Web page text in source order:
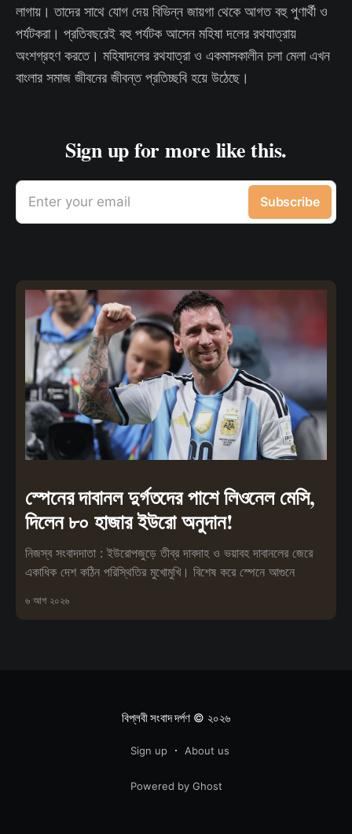
লাগায়। তাদের সাথে যোগ দেয় বিভিন্ন জায়গা থেকে আগত বহু পুণার্থী ও
পর্যটকরা। প্রতিবছরেই বহু পর্যটক আসেন মহিষা দলের রথযাত্রায়
অংশগ্রহণ করতে। মহিষাদলের রথযাত্রা ও একমাসকালীন চলা মেলা এখন
বাংলার সমাজ জীবনের জীবন্ত প্রতিচ্ছবি হয়ে উঠেছে।
Sign up for more like this.
Enter your email Subscribe
স্পেনের দাবানল দুর্গতদের পাশে লিওনেল মেসি,
দিলেন ৮০ হাজার ইউরো অনুদান!
নিজস্ব সংবাদদাতা : ইউরোপজুড়ে তীব্র দাবদাহ ও ভয়াবহ দাবানলের জেরে
একাধিক দেশ কঠিন পরিস্থিতির মুখোমুখি। বিশেষ করে স্পেনে আগুনে
৬ আগ ২০২৬
বিপ্লবী সংবাদ দর্পণ© ২০২৬
Sign up About us
Powered by Ghost